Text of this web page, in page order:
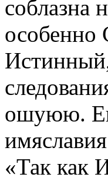
соблазна
особенно
ошуюю.
«Так как